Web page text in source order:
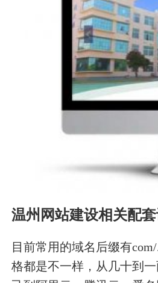
温州网站建设相关配
目前常用的域名后缀有
格都是不一样，从几十到